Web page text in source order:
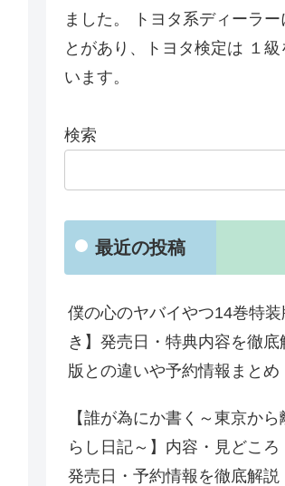
ました。 トヨタ系ディーラー
とがあり、トヨタ検定は １級
います。
検索
最近の投稿
僕の心のヤバイやつ14巻特
き】発売日・特典内容を徹底
版との違いや予約情報まとめ
【誰が為にか書く～東京か
らし日記～】内容・見どころ
発売日・予約情報を徹底解説